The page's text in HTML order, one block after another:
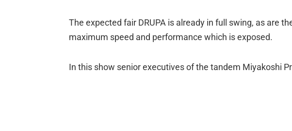
The expected fair DRUPA is already in full swing, as are
maximum speed and performance which is exposed.
In this show senior executives of the tandem Miyakoshi